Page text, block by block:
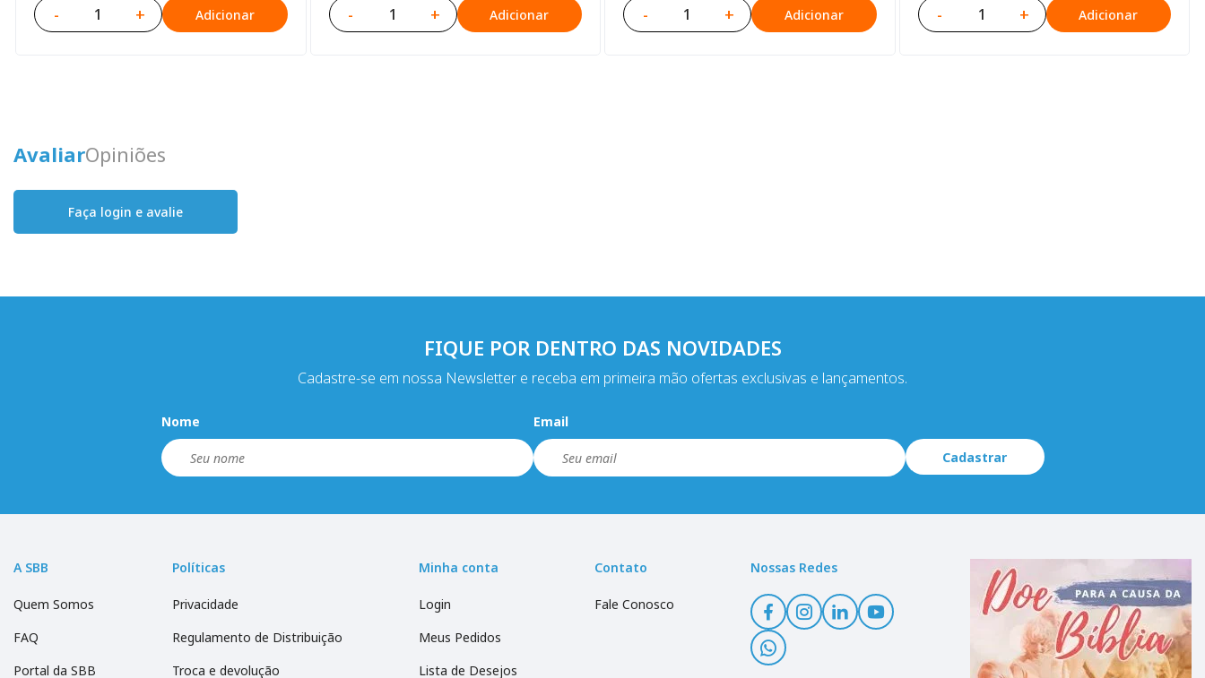
- + Adicionar - + Adicionar - + Adicionar - + Adicionar
AvaliarOpiniões
Faça login e avalie
FIQUE POR DENTRO DAS NOVIDADES
Cadastre-se em nossa Newsletter e receba em primeira mão ofertas exclusivas e lançamentos.
Nome Email
Cadastrar
A SBB
Quem Somos
FAQ
Portal da SBB
Políticas
Privacidade
Regulamento de Distribuição
Troca e devolução
Minha conta
Login
Meus Pedidos
Lista de Desejos
Contato
Fale Conosco
Nossas Redes